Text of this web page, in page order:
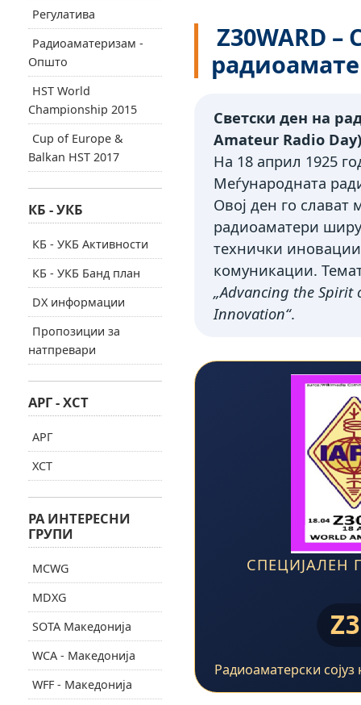
Z30WARD –
Светски ден на
Amateur Radio
На 18 април 1925
Меѓународната
Овој ден го
радиоаматери
технички
комуникации.
„Advancing the Spirit
Innovation“.
СПЕЦИЈАЛЕН
Радиоаматерски
Регулатива
Радиоаматеризам -
Општо
HST World
Championship 2015
Cup of Europe &
Balkan HST 2017
КБ - УКБ
КБ - УКБ Активности
КБ - УКБ Банд план
DX информации
Пропозиции за
натпревари
АРГ - ХСТ
АРГ
ХСТ
РА ИНТЕРЕСНИ
ГРУПИ
MCWG
MDXG
SOTA Македонија
WCA - Македонија
WFF - Македонија